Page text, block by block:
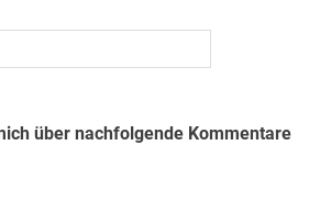
über nachfolgende Kommentare